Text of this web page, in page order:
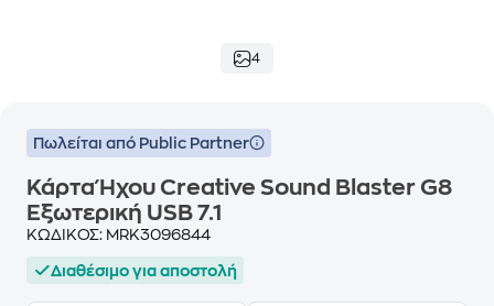
4
Πωλείται από Public Partner
Κάρτα Ήχου Creative Sound Blaster G8
Εξωτερική USB 7.1
ΚΩΔΙΚΟΣ: MRK3096844
Διαθέσιμο για αποστολή